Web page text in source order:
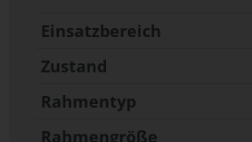
Einsatzbereich
Zustand
Rahmentyp
Rahmengröße